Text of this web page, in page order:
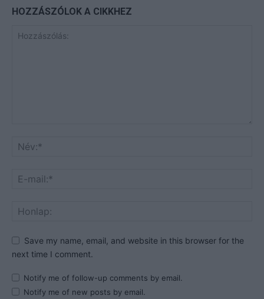
HOZZÁSZÓLOK A CIKKHEZ
Save my name, email, and website in this browser for the
next time I comment.
Notify me of follow-up comments by email.
Notify me of new posts by email.